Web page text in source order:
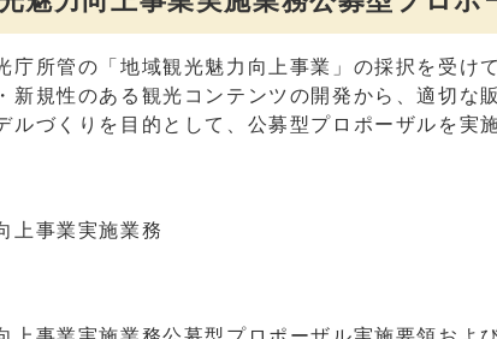
庁所管の「地域観光魅力向上事業」の採択を受け
新規性のある観光コンテンツの開発から、適切な
ルづくりを目的として、公募型プロポーザルを実
上事業実施業務